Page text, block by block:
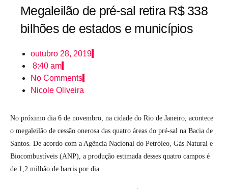
Megaleilão de pré-sal retira R$ 338
bilhões de estados e municípios
outubro 28, 2019
8:40 am
No Comments
Nicole Oliveira
No próximo dia 6 de novembro, na cidade do Rio de Janeiro, acontece
o megaleilão de cessão onerosa das quatro áreas do pré-sal na Bacia de
Santos. De acordo com a Agência Nacional do Petróleo, Gás Natural e
Biocombustíveis (ANP), a produção estimada desses quatro campos é
de 1,2 milhão de barris por dia.